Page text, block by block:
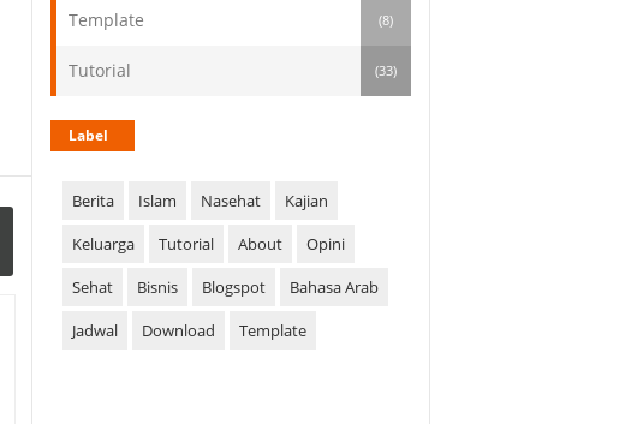
Template (8)
Tutorial (33)
Label
Berita Islam Nasehat
Kajian
Keluarga
Tutorial About
Opini
Sehat
Bisnis Blogspot
Bahasa Arab
Jadwal
Download Template